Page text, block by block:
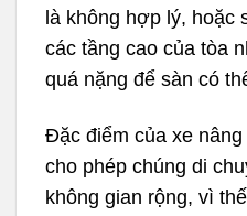
là không hợp lý, hoặc
các tầng cao của tòa
quá nặng để sàn có
Đặc điểm của xe
cho phép chúng di
không gian rộng, vì